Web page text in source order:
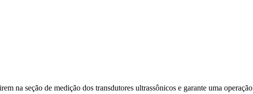
na seção de medição dos transdutores ultrassônicos e garante uma